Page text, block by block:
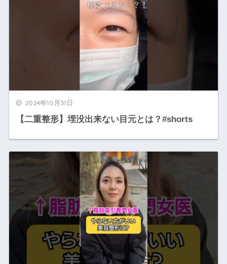
2024年10月31日
【二重整形】埋没出来ない目元とは？#shorts